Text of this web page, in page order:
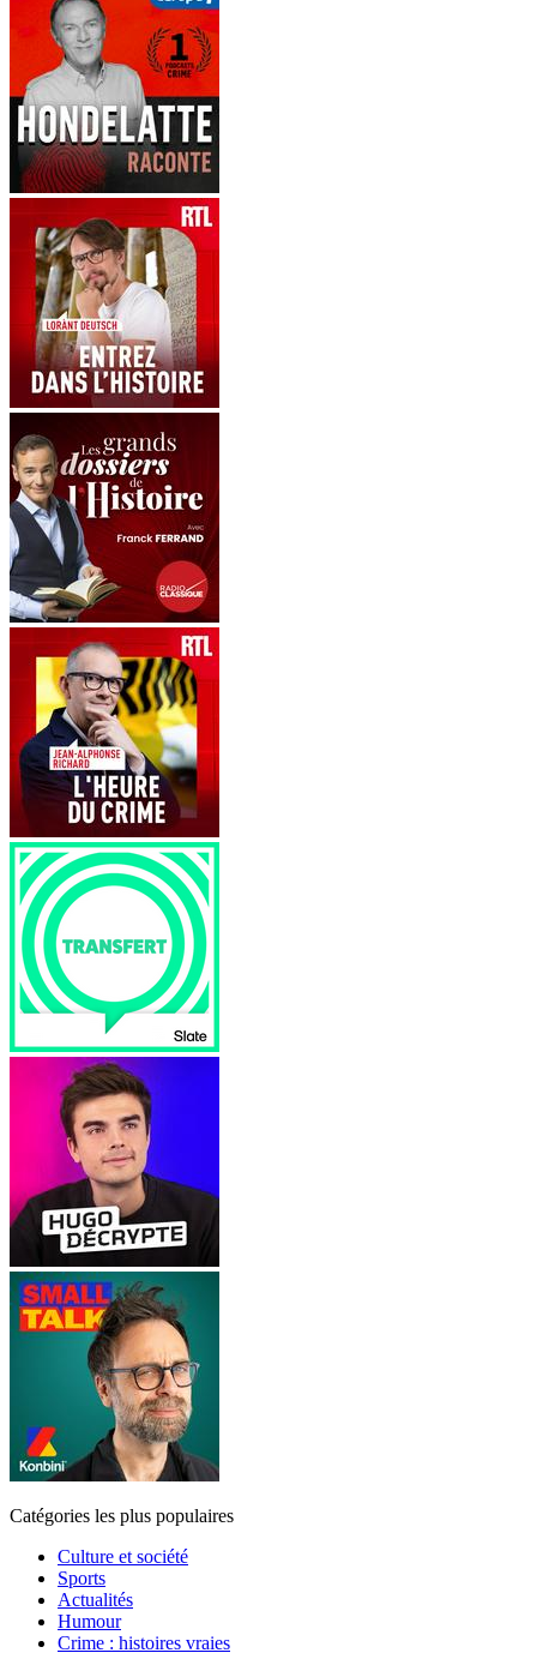
Catégories les plus populaires
Culture et société
Sports
Actualités
Humour
Crime : histoires vraies